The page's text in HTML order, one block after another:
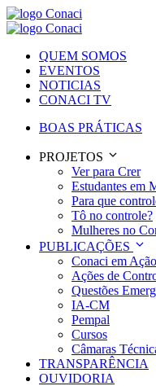
QUEM SOMOS
EVENTOS
NOTICIAS
CONACI TV
BOAS PRÁTICAS
PROJETOS
Ver para Crer
Estudantes em
Para que
Tô no controle?
Mulheres no
PUBLICAÇÕES
Conaci em Ação
Ações de
Questões
IA-CM
Pempal
Cursos
Câmaras
TRANSPARÊNCIA
OUVIDORIA